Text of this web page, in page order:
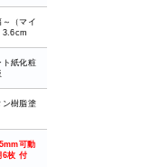
～（マイ
3.6cm
ト紙化粧
ン樹脂塗
可動
6枚 付